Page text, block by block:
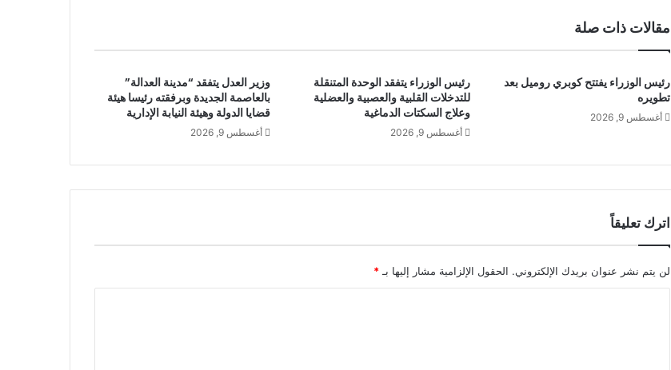
مقالات ذات صلة
رئيس الوزراء يفتتح كوبري روميل بعد
تطويره
أغسطس 9, 2026
رئيس الوزراء يتفقد الوحدة المتنقلة
للتدخلات القلبية والعصبية والعضلية
وعلاج السكتات الدماغية
أغسطس 9, 2026
وزير العدل يتفقد “مدينة العدالة”
بالعاصمة الجديدة وبرفقته رئيسا هيئة
قضايا الدولة وهيئة النيابة الإدارية
أغسطس 9, 2026
اترك تعليقاً
لن يتم نشر عنوان بريدك الإلكتروني. الحقول الإلزامية مشار إليها بـ *